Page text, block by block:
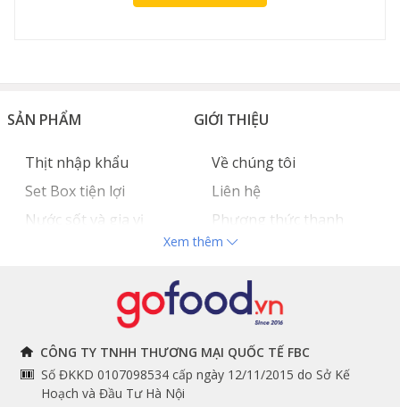
SẢN PHẨM
Thịt nhập khẩu
Set Box tiện lợi
Nước sốt và gia vị
GIỚI THIỆU
Về chúng tôi
Liên hệ
Phương thức thanh
toán
Tuyển dụng
THÔNG TIN
Chính sách và quy định
THEO DÕI NGAY
Facebook
Xem thêm
CÔNG TY TNHH THƯƠNG MẠI QUỐC TẾ FBC
Số ĐKKD 0107098534 cấp ngày 12/11/2015 do Sở Kế
Hoạch và Đầu Tư Hà Nội